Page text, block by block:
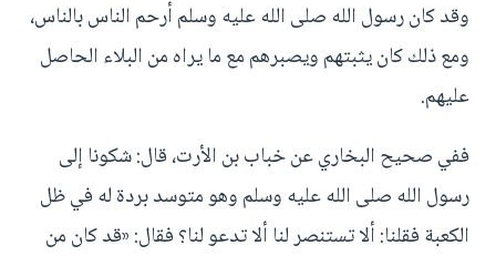
وقد كان رسول الله صلى الله عليه وسلم أرحم الناس بالناس،
ومع ذلك كان يثبتهم ويصبرهم مع ما يراه من البلاء الحاصل
عليهم.
ففي صحيح البخاري عن خباب بن الأرت، قال: شكونا إلى
رسول الله صلى الله عليه وسلم وهو متوسد بردة له في ظل
الكعبة فقلنا: ألا تستنصر لنا ألا تدعو لنا؟ فقال: «قد كان من